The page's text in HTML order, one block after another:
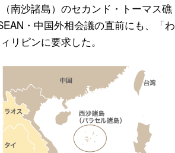
南沙諸島）のセカンド・トーマス礁
・中国外相会議の直前にも、「わ
リピンに要求した。